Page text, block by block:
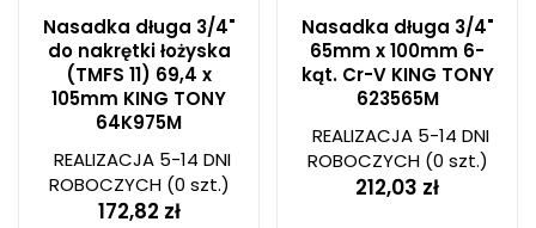
Nasadka długa 3/4"
do nakrętki łożyska
(TMFS 11) 69,4 x
105mm KING TONY
64K975M
REALIZACJA 5-14 DNI
ROBOCZYCH(0 szt.)
172,82 zł
Nasadka długa 3/4"
65mm x 100mm 6-
kąt. Cr-V KING TONY
623565M
REALIZACJA 5-14 DNI
ROBOCZYCH(0 szt.)
212,03 zł